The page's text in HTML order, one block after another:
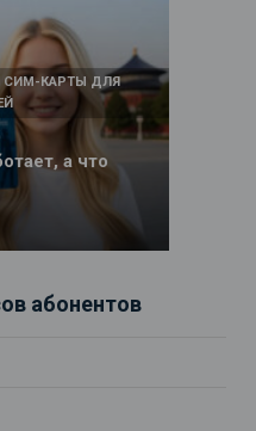
а что
СИМ-КАРТЫ ДЛЯ
абонентов